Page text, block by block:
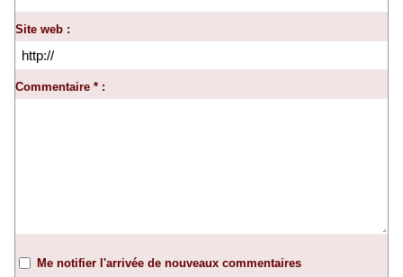
Site web :
Commentaire * :
Me notifier l'arrivée de nouveaux commentaires